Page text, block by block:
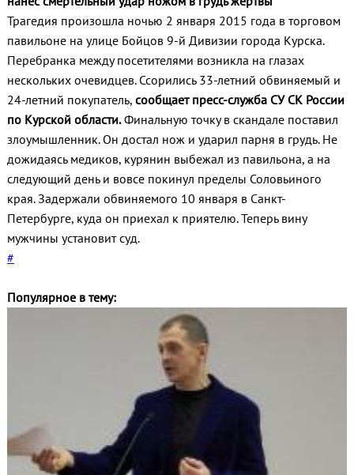
Трагедия произошла ночью 2 января 2015 года в торговом
павильоне на улице Бойцов 9-й Дивизии города Курска.
Перебранка между посетителями возникла на глазах
нескольких очевидцев. Ссорились 33-летний обвиняемый и
24-летний покупатель, сообщает пресс-служба СУ СК России
по Курской области.Финальную точку в скандале поставил
злоумышленник. Он достал нож и ударил парня в грудь. Не
дожидаясь медиков, курянин выбежал из павильона, а на
следующий день и вовсе покинул пределы Соловьиного
края. Задержали обвиняемого 10 января в Санкт-
Петербурге, куда он приехал к приятелю. Теперь вину
мужчины установит суд.
#
Популярное в тему: